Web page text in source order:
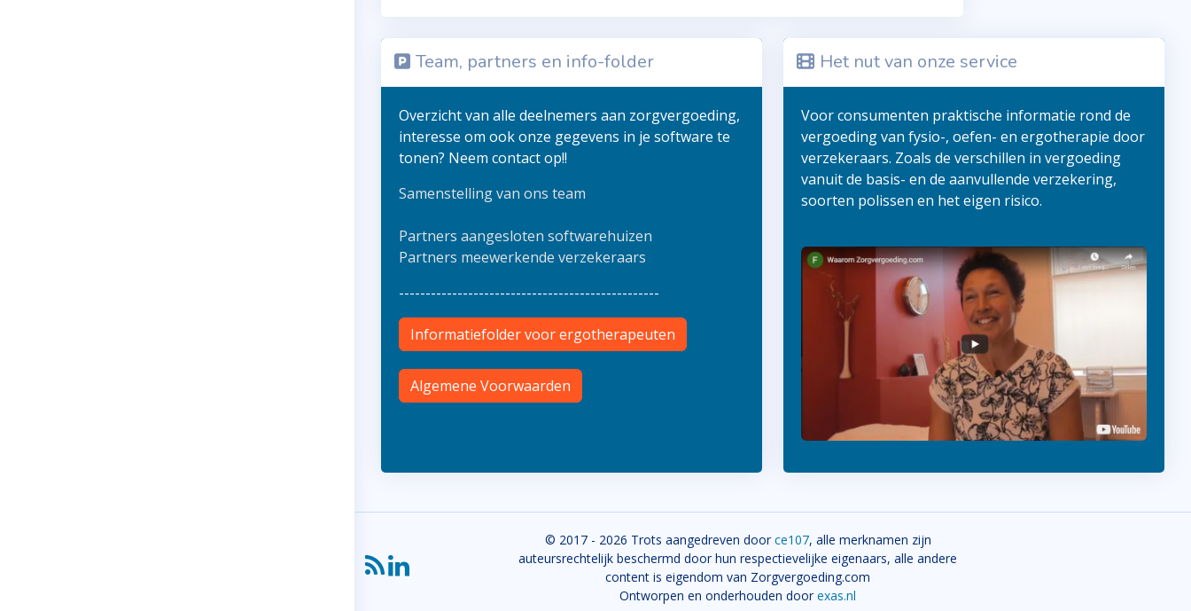
Team, partners en info-folder
Overzicht van alle deelnemers aan zorgvergoeding,
interesse om ook onze gegevens in je software te
tonen? Neem contact op!!
Samenstelling van ons team
Partners aangesloten softwarehuizen
Partners meewerkende verzekeraars
-------------------------------------------------
Informatiefolder voor ergotherapeuten
Algemene Voorwaarden
Het nut van onze service
Voor consumenten praktische informatie rond de
vergoeding van fysio-, oefen- en ergotherapie door
verzekeraars. Zoals de verschillen in vergoeding
vanuit de basis- en de aanvullende verzekering,
soorten polissen en het eigen risico.
© 2017 - 2026 Trots aangedreven doorce107, alle merknamen zijn
auteursrechtelijk beschermd door hun respectievelijke eigenaars, alle andere
content is eigendom van Zorgvergoeding.com
Ontworpen en onderhouden doorexas.nl